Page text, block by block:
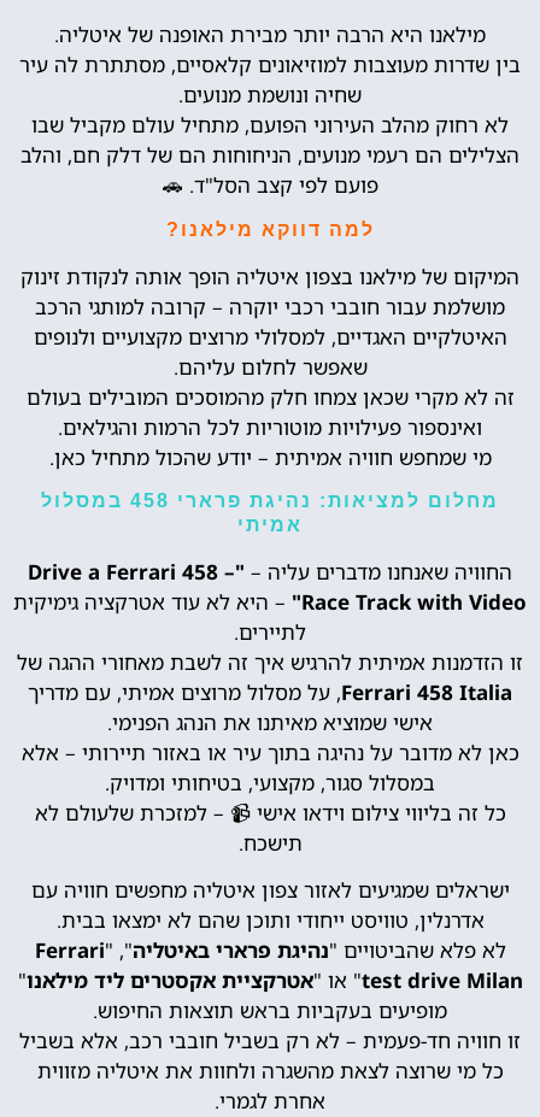
מילאנו היא הרבה יותר מבירת האופנה של איטליה.
בין שדרות מעוצבות למוזיאונים קלאסיים, מסתתרת לה עיר
שחיה ונושמת מנועים.
לא רחוק מהלב העירוני הפועם, מתחיל עולם מקביל שבו
הצלילים הם רעמי מנועים, הניחוחות הם של דלק חם, והלב
פועם לפי קצב הסל"ד. 🚗
למה דווקא מילאנו?
המיקום של מילאנו בצפון איטליה הופך אותה לנקודת זינוק
מושלמת עבור חובבי רכבי יוקרה – קרובה למותגי הרכב
האיטלקיים האגדיים, למסלולי מרוצים מקצועיים ולנופים
שאפשר לחלום עליהם.
זה לא מקרי שכאן צמחו חלק מהמוסכים המובילים בעולם
ואינספור פעילויות מוטוריות לכל הרמות והגילאים.
מי שמחפש חוויה אמיתית – יודע שהכול מתחיל כאן.
מחלום למציאות: נהיגת פרארי 458 במסלול
אמיתי
החוויה שאנחנו מדברים עליה –
"Drive a Ferrari 458 –
Race Track with Video"
– היא לא עוד אטרקציה גימיקית
לתיירים.
זו הזדמנות אמיתית להרגיש איך זה לשבת מאחורי ההגה של
Ferrari 458 Italia, על מסלול מרוצים אמיתי, עם מדריך
אישי שמוציא מאיתנו את הנהג הפנימי.
כאן לא מדובר על נהיגה בתוך עיר או באזור תיירותי – אלא
במסלול סגור, מקצועי, בטיחותי ומדויק.
כל זה בליווי צילום וידאו אישי 📹 – למזכרת שלעולם לא
תישכח.
ישראלים שמגיעים לאזור צפון איטליה מחפשים חוויה עם
אדרנלין, טוויסט ייחודי ותוכן שהם לא ימצאו בבית.
לא פלא שהביטויים "נהיגת פרארי באיטליה", "
Ferrari
test drive Milan" או "אטרקציית אקסטרים ליד מילאנו"
מופיעים בעקביות בראש תוצאות החיפוש.
זו חוויה חד-פעמית – לא רק בשביל חובבי רכב, אלא בשביל
כל מי שרוצה לצאת מהשגרה ולחוות את איטליה מזווית
אחרת לגמרי.